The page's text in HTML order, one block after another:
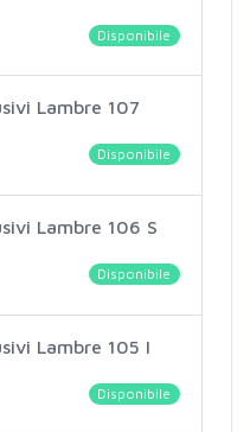
Disponibile
Lambre 107
Disponibile
Lambre 106 S
Disponibile
Lambre 105 I
Disponibile